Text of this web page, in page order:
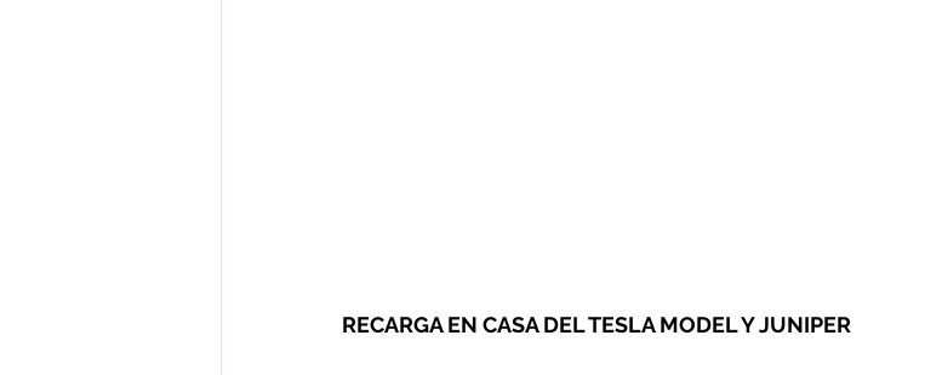
RECARGA EN CASA DEL TESLA MODEL Y JUNIPER